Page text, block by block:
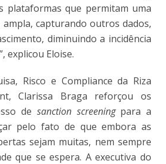
plataformas que permitam uma
ampla, capturando outros dados,
diminuindo a incidência
explicou Eloise.
Risco e Compliance da Riza
Clarissa Braga reforçou os
de sanction screening para a
pelo fato de que embora as
sejam muitas, nem sempre
que se espera. A executiva do